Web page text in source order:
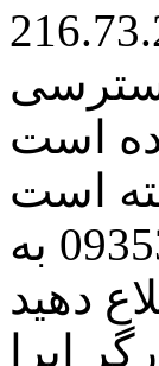
است
است
مراتب این مسئله را از طریق شماره تلفن 09353273300 به
دهید
اپرا